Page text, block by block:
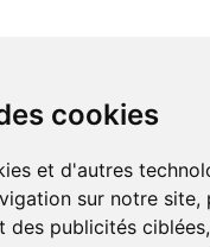
cookies
et d'autres
sur notre site,
des publicités